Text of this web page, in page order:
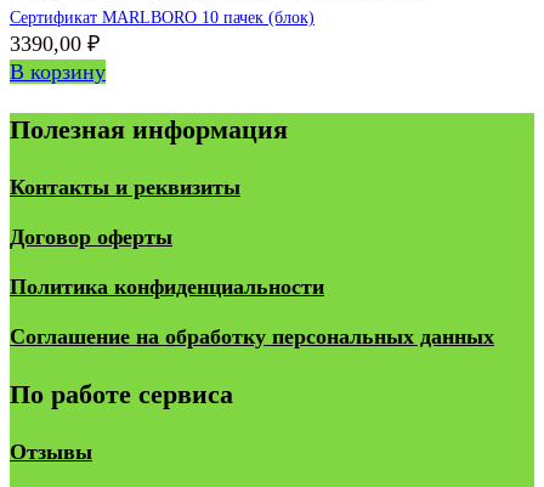
Сертификат MARLBORO 10 пачек (блок)
3390,00 ₽
В корзину
Полезная информация
Контакты и реквизиты
Договор оферты
Политика конфиденциальности
Соглашение на обработку персональных данных
По работе сервиса
Отзывы